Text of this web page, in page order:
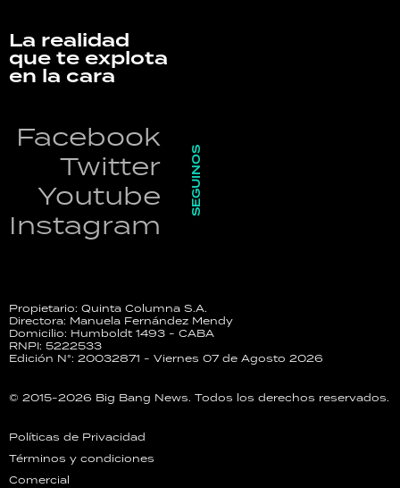
La realidad
que te explota
en la cara
Facebook
Twitter
Youtube
Instagram
SEGUINOS
Propietario: Quinta Columna S.A.
Directora: Manuela Fernández Mendy
Domicilio: Humboldt 1493 - CABA
RNPI: 5222533
Edición N°: 20032871 - Viernes 07 de Agosto 2026
© 2015-2026 Big Bang News. Todos los derechos reservados.
Políticas de Privacidad
Términos y condiciones
Comercial